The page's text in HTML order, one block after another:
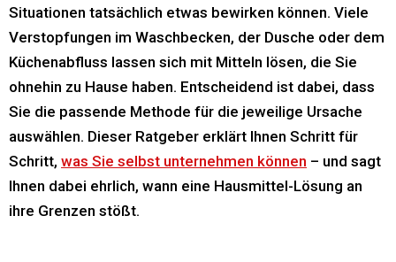
Situationen tatsächlich etwas bewirken können. Viele
Verstopfungen im Waschbecken, der Dusche oder dem
Küchenabfluss lassen sich mit Mitteln lösen, die Sie
ohnehin zu Hause haben. Entscheidend ist dabei, dass
Sie die passende Methode für die jeweilige Ursache
auswählen. Dieser Ratgeber erklärt Ihnen Schritt für
Schritt, was Sie selbst unternehmen können – und sagt
Ihnen dabei ehrlich, wann eine Hausmittel-Lösung an
ihre Grenzen stößt.